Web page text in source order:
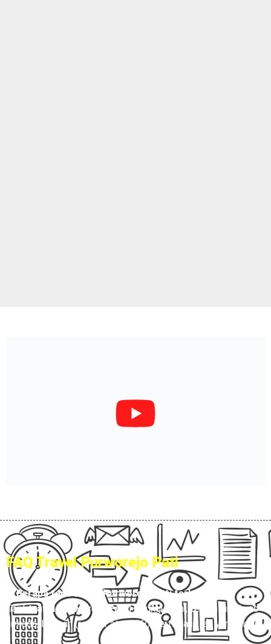
FAQ Travel Purworejo Pati
1. Berapa tarif travel Purworejo Pati terbaru?
Tariftravel Purworejo Pati
Hubungi Kami, tergantung jenis
armada, layanan (reguler atau VIP), serta fasilitas yang dipilih.